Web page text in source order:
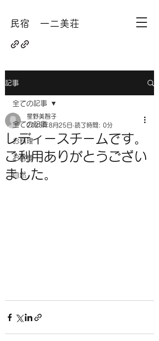
民宿 一二美荘
記事
全ての記事
お料理
お客様
自然
全ての記事
レディースチームです。
ご利用ありがとうござい
ました。
星野美智子
2025年8月25日 読了時間: 0分